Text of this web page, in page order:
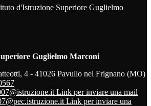
d'Istruzione Superiore Guglielmo
Guglielmo Marconi
4 - 41026 Pavullo nel Frignano (MO)
Link per inviare una mail
Link per inviare una